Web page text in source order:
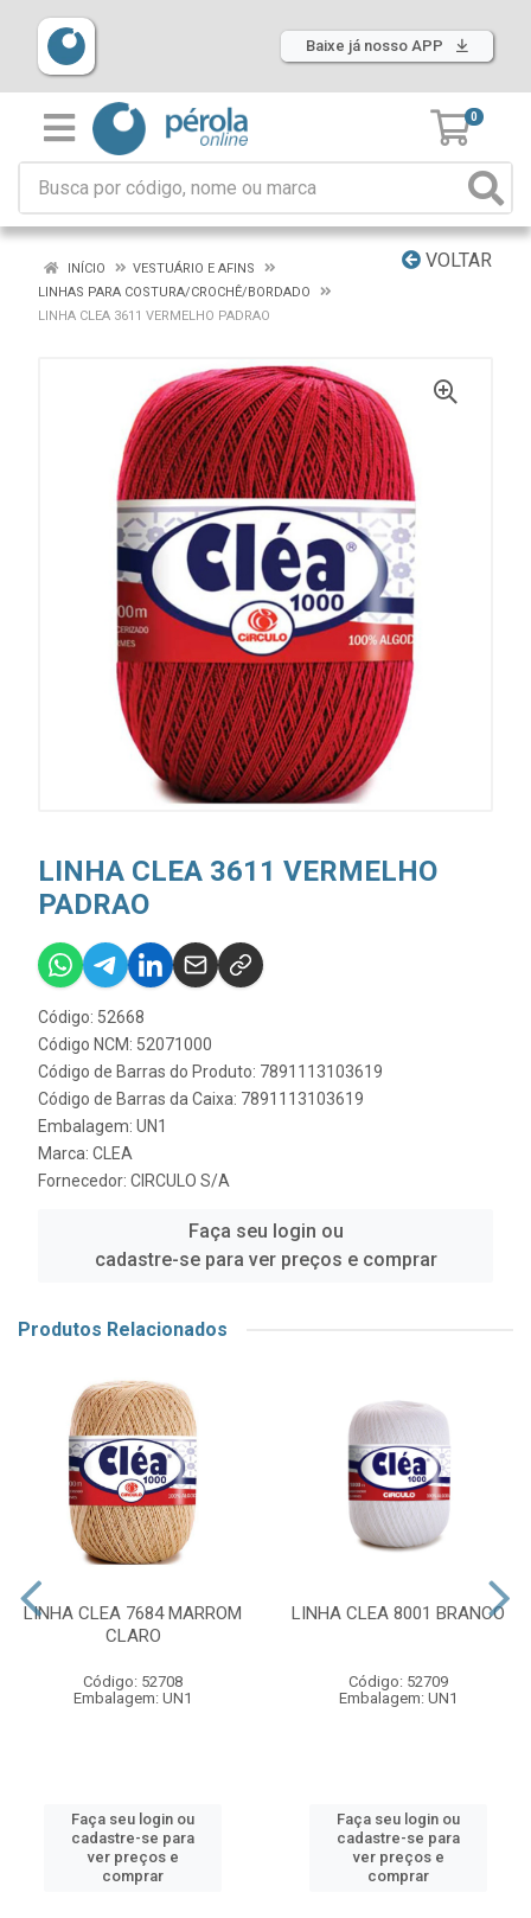
Baixe já nosso APP
0
VOLTAR
INÍCIO
VESTUÁRIO E AFINS
LINHAS PARA COSTURA/CROCHÊ/BORDADO
LINHA CLEA 3611 VERMELHO PADRAO
LINHA CLEA 3611 VERMELHO
PADRAO
Código: 52668
Código NCM: 52071000
Código de Barras do Produto: 7891113103619
Código de Barras da Caixa: 7891113103619
Embalagem: UN1
Marca: CLEA
Fornecedor: CIRCULO S/A
Faça seu login ou
cadastre-se para ver preços e comprar
Produtos Relacionados
LINHA CLEA 7684 MARROM
CLARO
Código: 52708
Embalagem: UN1
Faça seu login ou
cadastre-se para
ver preços e
comprar
LINHA CLEA 8001 BRANCO
Código: 52709
Embalagem: UN1
Faça seu login ou
cadastre-se para
ver preços e
comprar